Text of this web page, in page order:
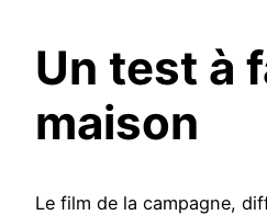
Un test à
maison
Le film de la campagne,